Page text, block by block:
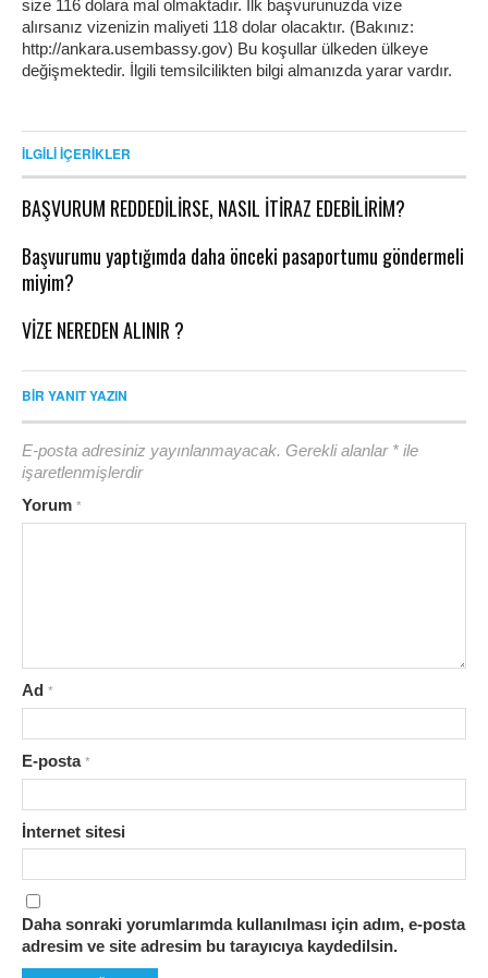
size 116 dolara mal olmaktadır. İlk başvurunuzda vize
alırsanız vizenizin maliyeti 118 dolar olacaktır. (Bakınız:
http://ankara.usembassy.gov) Bu koşullar ülkeden ülkeye
değişmektedir. İlgili temsilcilikten bilgi almanızda yarar vardır.
İLGILI İÇERIKLER
BAŞVURUM REDDEDİLİRSE, NASIL İTİRAZ EDEBİLİRİM?
Başvurumu yaptığımda daha önceki pasaportumu göndermeli
miyim?
VİZE NEREDEN ALINIR ?
BIR YANIT YAZIN
E-posta adresiniz yayınlanmayacak. Gerekli alanlar * ile
işaretlenmişlerdir
Yorum *
Ad *
E-posta *
İnternet sitesi
Daha sonraki yorumlarımda kullanılması için adım, e-posta
adresim ve site adresim bu tarayıcıya kaydedilsin.